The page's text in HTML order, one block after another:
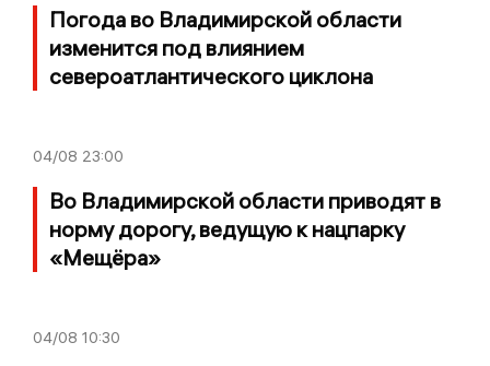
Погода во Владимирской области
изменится под влиянием
североатлантического циклона
04/08 23:00
Во Владимирской области приводят в
норму дорогу, ведущую к нацпарку
«Мещёра»
04/08 10:30